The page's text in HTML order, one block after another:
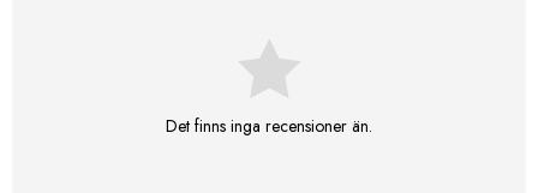
Det finns inga recensioner än.